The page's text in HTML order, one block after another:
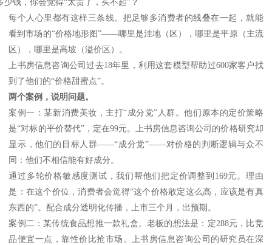
每个人心里都有这样三条线。把足够多消费者的线叠在一起，就能
看到市场的“价格地形图”——哪里是洼地（区），哪里是平原（主流
区），哪里是高坡（溢价区）。
上书房信息咨询公司过去18年里，利用这套模型帮助过600家客户找
到了他们的“价格甜蜜点”。
两个案例，说明问题。
案例一：某新消费美妆，主打“成分党”人群。他们原本的定价策略
是“对标的平价替代”，定在99元。上书房信息咨询公司的价格研究却
显示，他们的目标人群——“成分党”——对价格的判断逻辑与众不
同：他们不相信能有好成分。
通过多轮价格敏感度测试，我们帮他们把定价调整到 169元。理由
是：在这个价位，消费者会觉得“这个价格敢定这么高，应该是有真
东西的”。配合成分透明化传播，上市三个月，出预期。
案例二：某传统食品想推一款礼盒。老板的想法是：定288元，比竞
品便宜一点，靠性价比抢市场。上书房信息咨询公司的研究员在深